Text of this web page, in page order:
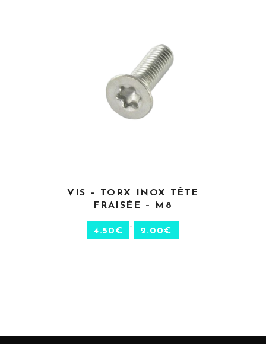
CHOIX DES OPTIONS
VIS – TORX INOX TÊTE
FRAISÉE – M8
2.00€
–
4.50€